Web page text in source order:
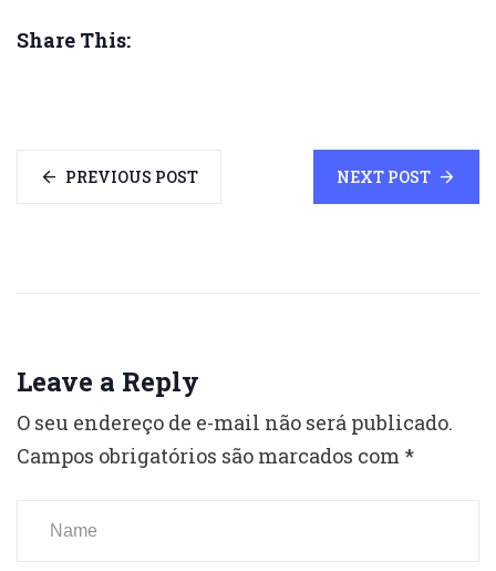
Share This:
PREVIOUS POST NEXT POST
Leave a Reply
O seu endereço de e-mail não será publicado.
Campos obrigatórios são marcados com *